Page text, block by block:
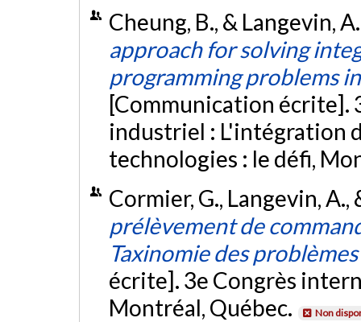
Cheung, B., & Langevin,
approach for solving
programming problems
[Communication écrite].
industriel : L'intégration
technologies : le défi,
Cormier, G., Langevin,
prélèvement de
Taxinomie des
écrite]. 3e Congrès
Montréal, Québec.
Non